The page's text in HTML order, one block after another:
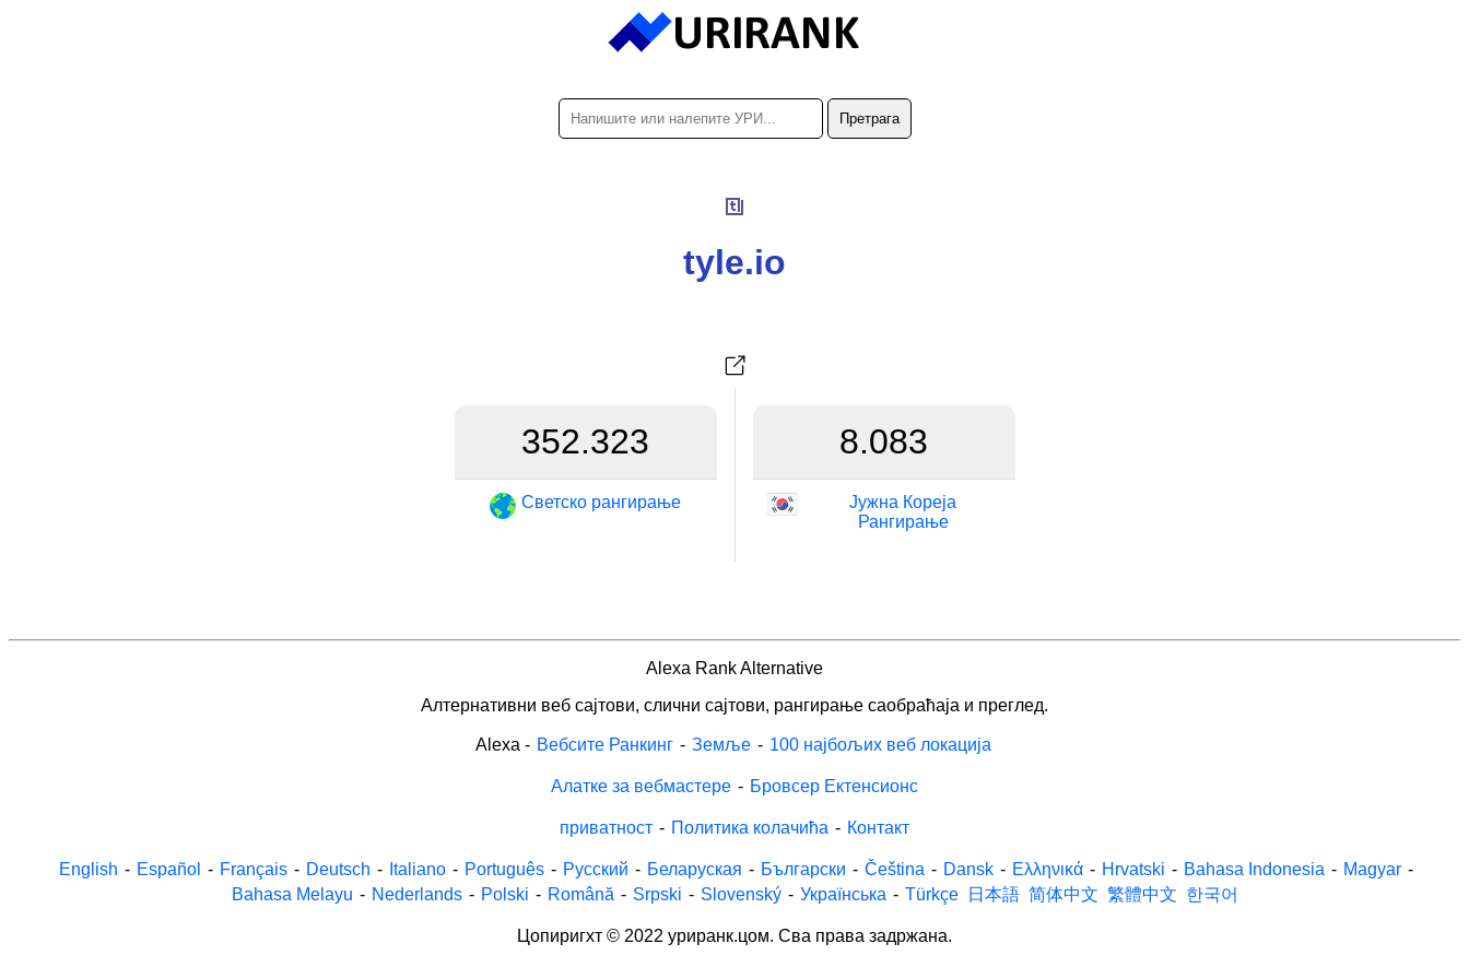
tyle.io
352.323
Светско рангирање
8.083
Јужна Кореја
Рангирање
Alexa Rank Alternative
Алтернативни веб сајтови, слични сајтови, рангирање саобраћаја и преглед.
Alexa - Вебсите Ранкинг - Земље - 100 најбољих веб локација
Алатке за вебмастере - Бровсер Ектенсионс
приватност - Политика колачића - Контакт
English - Español - Français - Deutsch - Italiano - Português - Русский - Беларуская - Български - Čeština - Dansk - Ελληνικά - Hrvatski - Bahasa Indonesia - Magyar -
Bahasa Melayu - Nederlands - Polski - Română - Srpski - Slovenský - Українська - Türkçe 日本語 简体中文 繁體中文 한국어
Цопиригхт © 2022 уриранк.цом. Сва права задржана.